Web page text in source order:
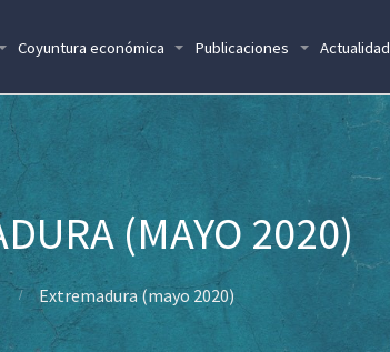
Coyuntura económica Publicaciones Actualidad
(MAYO 2020)
Extremadura (mayo 2020)